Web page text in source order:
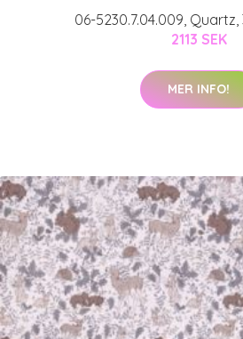
06-5230.7.04.009,
2113 SEK
MER INFO!